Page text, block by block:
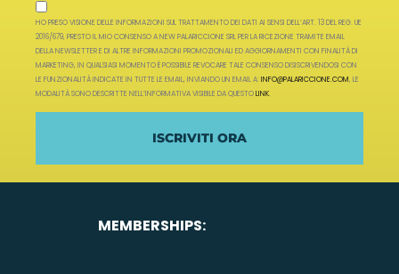
HO PRESO VISIONE DELLE INFORMAZIONI SUL TRATTAMENTO DEI DATI AI SENSI DELL’ART. 13 DEL REG. UE
2016/679, PRESTO IL MIO CONSENSO A NEW PALARICCIONE SRL PER LA RICEZIONE TRAMITE EMAIL
DELLA NEWSLETTER E DI ALTRE INFORMAZIONI PROMOZIONALI ED AGGIORNAMENTI CON FINALITÀ DI
MARKETING, IN QUALSIASI MOMENTO È POSSIBILE REVOCARE TALE CONSENSO DISISCRIVENDOSI CON
LE FUNZIONALITÀ INDICATE IN TUTTE LE EMAIL, INVIANDO UN EMAIL A: INFO@PALARICCIONE.COM, LE
MODALITÀ SONO DESCRITTE NELL’INFORMATIVA VISIBILE DA QUESTOLINK.
ISCRIVITI ORA
MEMBERSHIPS: